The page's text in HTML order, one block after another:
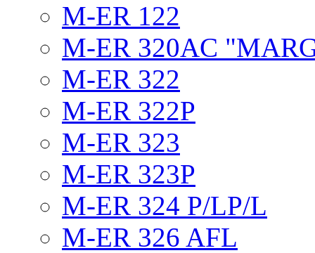
M-ER 122
M-ER 320AC
M-ER 322
M-ER 322P
M-ER 323
M-ER 323P
M-ER 324 P/LP/L
M-ER 326 AFL